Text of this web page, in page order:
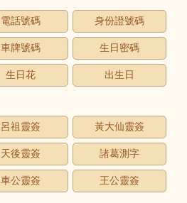
電話號碼 身份證號碼
車牌號碼 生日密碼
生日花 出生日
呂祖靈簽 黃大仙靈簽
天後靈簽 諸葛測字
車公靈簽 王公靈簽